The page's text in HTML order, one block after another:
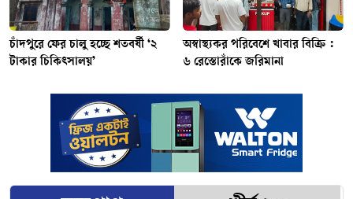
চাঁদপুরে ফের চালু হচ্ছে শতবর্ষী ‘২
টাকার চিকিৎসালয়’
অস্বাস্থ্যকর পরিবেশে খাবার বিক্রি :
৬ রেস্তোরাঁকে জরিমানা